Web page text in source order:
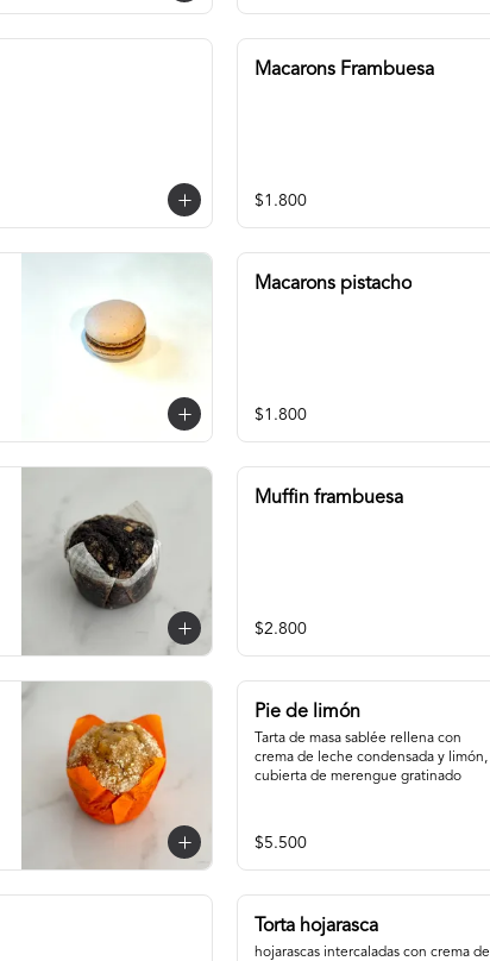
Macarons Frambuesa
$1.800
Macarons pistacho
$1.800
Muffin frambuesa
$2.800
Pie de limón
Tarta de masa sablée rellena con
crema de leche condensada y limón,
cubierta de merengue gratinado
$5.500
Torta hojarasca
hojarascas intercaladas con crema de